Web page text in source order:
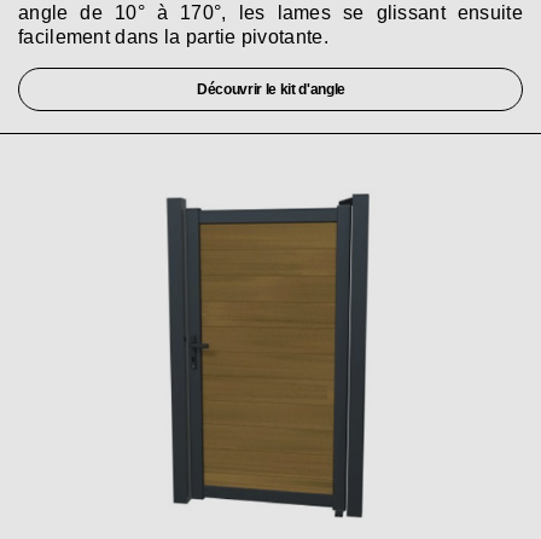
angle de 10° à 170°, les lames se glissant ensuite
facilement dans la partie pivotante.
Découvrir le kit d'angle